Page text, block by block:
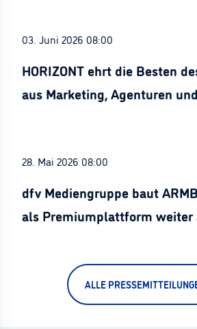
03. Juni 2026 08:00
HORIZONT ehrt die Besten
aus Marketing, Agenturen
28. Mai 2026 08:00
dfv Mediengruppe baut
als Premiumplattform weiter
ALLE